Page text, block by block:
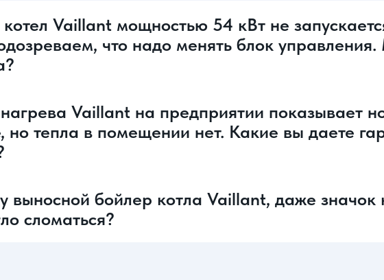
Vaillant мощностью 54 кВт не
что надо менять блок
Vaillant на предприятии показывает
но тепла в помещении нет. Какие вы даете
выносной бойлер котла Vaillant, даже
сломаться?